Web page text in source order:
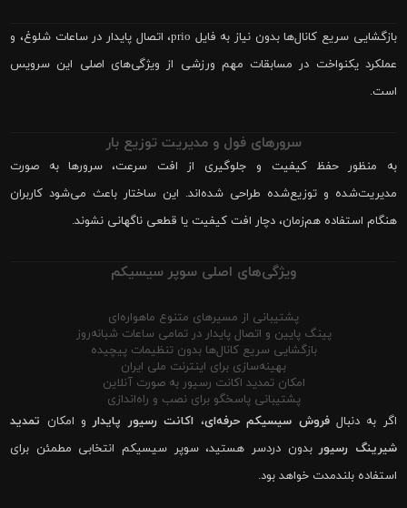
بازگشایی سریع کانال‌ها بدون نیاز به فایل prio، اتصال پایدار در ساعات شلوغ، و
عملکرد یکنواخت در مسابقات مهم ورزشی از ویژگی‌های اصلی این سرویس
است.
سرورهای فول و مدیریت توزیع بار
به منظور حفظ کیفیت و جلوگیری از افت سرعت، سرورها به صورت
مدیریت‌شده و توزیع‌شده طراحی شده‌اند. این ساختار باعث می‌شود کاربران
هنگام استفاده هم‌زمان، دچار افت کیفیت یا قطعی ناگهانی نشوند.
ویژگی‌های اصلی سوپر سیسیکم
پشتیبانی از مسیرهای متنوع ماهواره‌ای
پینگ پایین و اتصال پایدار در تمامی ساعات شبانه‌روز
بازگشایی سریع کانال‌ها بدون تنظیمات پیچیده
بهینه‌سازی برای اینترنت ملی ایران
امکان تمدید اکانت رسیور به صورت آنلاین
پشتیبانی پاسخگو برای نصب و راه‌اندازی
اگر به دنبالفروش سیسیکم حرفه‌ای، اکانت رسیور پایدارو امکان تمدید
شیرینگ رسیوربدون دردسر هستید، سوپر سیسیکم انتخابی مطمئن برای
استفاده بلندمدت خواهد بود.